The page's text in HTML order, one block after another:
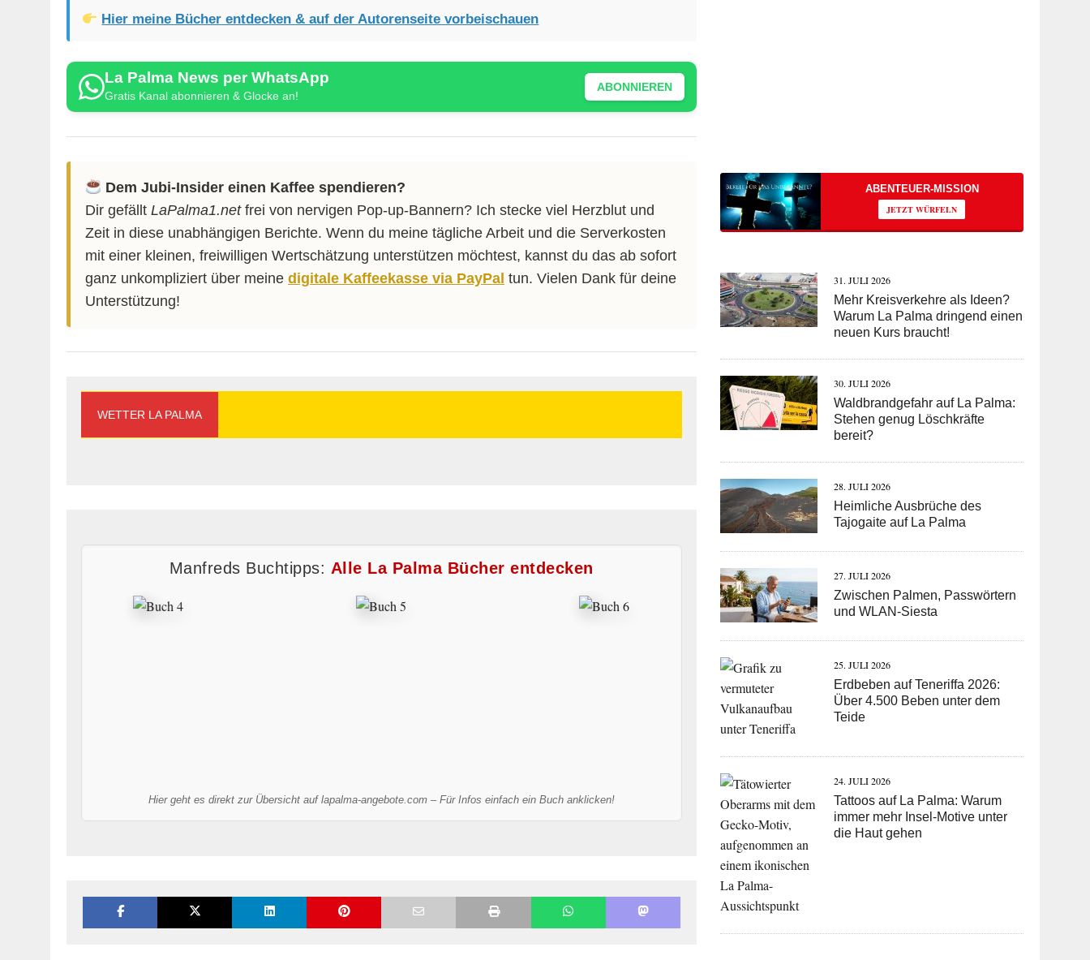
Hier meine Bücher entdecken & auf der Autorenseite vorbeischauen
La Palma News per WhatsApp
Gratis Kanal abonnieren & Glocke an!
ABONNIEREN
Dem Jubi-Insider einen Kaffee spendieren?
Dir gefällt LaPalma1.netfrei von nervigen Pop-up-Bannern? Ich stecke viel Herzblut und
Zeit in diese unabhängigen Berichte. Wenn du meine tägliche Arbeit und die Serverkosten
mit einer kleinen, freiwilligen Wertschätzung unterstützen möchtest, kannst du das ab sofort
ganz unkompliziert über meine digitale Kaffeekasse via PayPal tun. Vielen Dank für deine
Unterstützung!
WETTER LA PALMA
Manfreds Buchtipps: Alle La Palma Bücher entdecken
Hier geht es direkt zur Übersicht auf lapalma-angebote.com – Für Infos einfach ein Buch anklicken!
ABENTEUER-MISSION
JETZT WÜRFELN
31. JULI 2026
Mehr Kreisverkehre als Ideen?
Warum La Palma dringend einen
neuen Kurs braucht!
30. JULI 2026
Waldbrandgefahr auf La Palma:
Stehen genug Löschkräfte
bereit?
28. JULI 2026
Heimliche Ausbrüche des
Tajogaite auf La Palma
27. JULI 2026
Zwischen Palmen, Passwörtern
und WLAN-Siesta
25. JULI 2026
Erdbeben auf Teneriffa 2026:
Über 4.500 Beben unter dem
Teide
24. JULI 2026
Tattoos auf La Palma: Warum
immer mehr Insel-Motive unter
die Haut gehen